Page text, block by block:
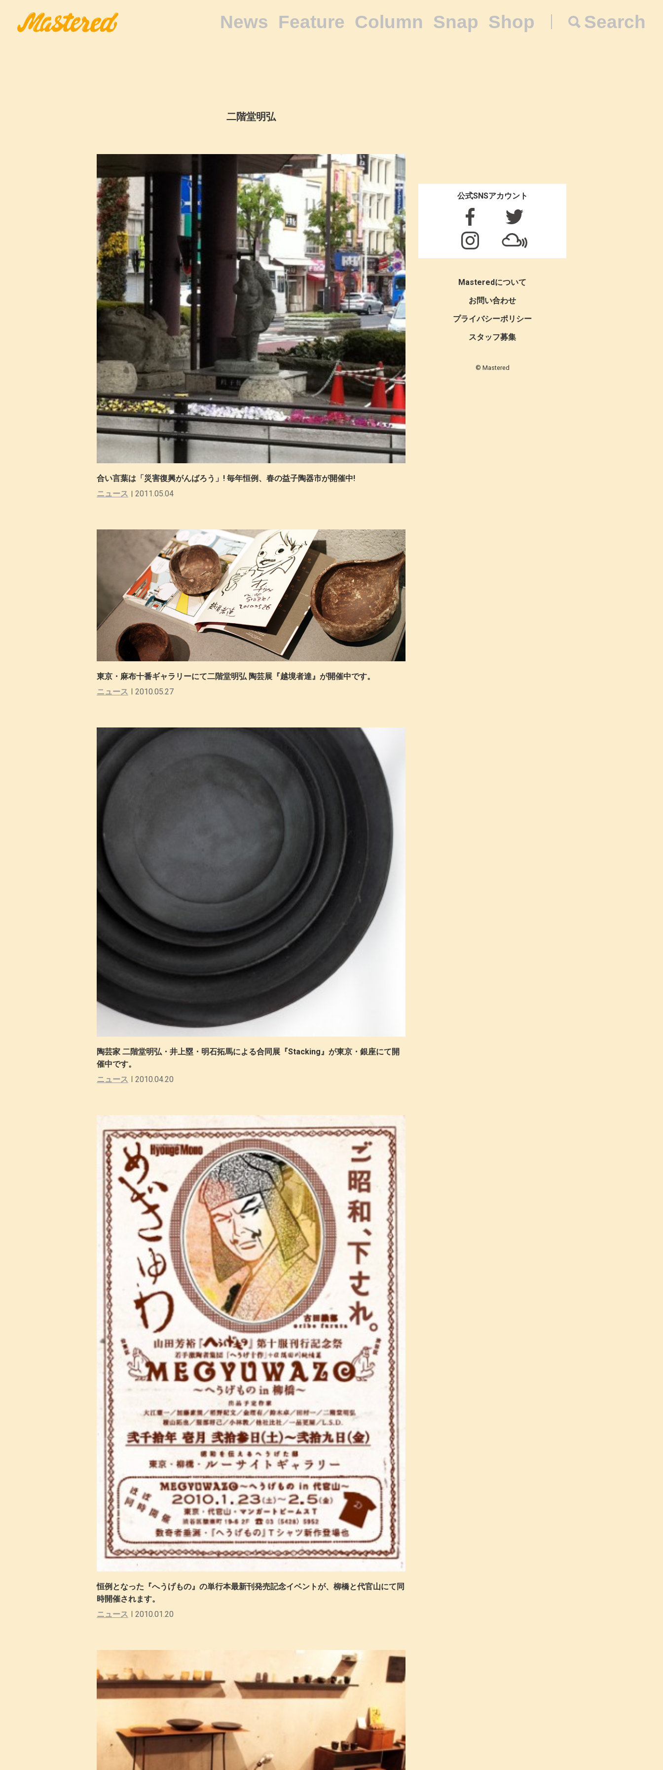
News Feature Column Snap Shop Search
二階堂明弘
合い言葉は「災害復興がんばろう」! 毎年恒例、春の益子陶器市が開催中!
ニュース
2011.05.04
東京・麻布十番ギャラリーにて二階堂明弘 陶芸展『越境者達』が開催中です。
ニュース
2010.05.27
陶芸家 二階堂明弘・井上塁・明石拓馬による合同展『Stacking』が東京・銀座にて開
催中です。
ニュース
2010.04.20
恒例となった『へうげもの』の単行本最新刊発売記念イベントが、柳橋と代官山にて同
時開催されます。
ニュース
2010.01.20
公式SNSアカウント
Masteredについて
お問い合わせ
プライバシーポリシー
スタッフ募集
© Mastered